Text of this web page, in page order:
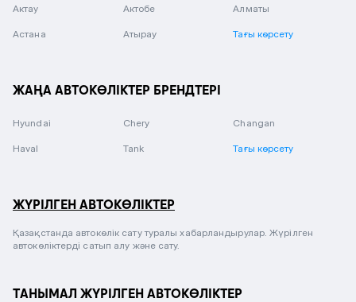
Актау Актобе Алматы
Астана Атырау Тағы көрсету
ЖАҢА АВТОКӨЛІКТЕР БРЕНДТЕРІ
Hyundai Chery Changan
Haval Tank Тағы көрсету
ЖҮРІЛГЕН АВТОКӨЛІКТЕР
Қазақстанда автокөлік сату туралы хабарландырулар. Жүрілген
автокөліктерді сатып алу және сату.
ТАНЫМАЛ ЖҮРІЛГЕН АВТОКӨЛІКТЕР